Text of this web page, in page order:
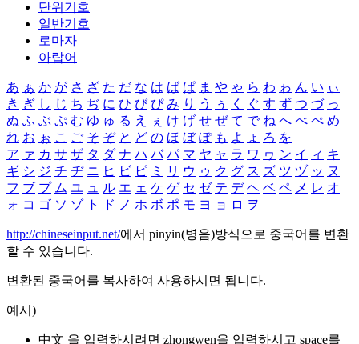
단위기호
일반기호
로마자
아랍어
あ ぁ か が さ ざ た だ な は ば ぱ ま や ゃ ら わ ゎ ん い ぃ
き ぎ し じ ち ぢ に ひ び ぴ み り う ぅ く ぐ す ず つ づ っ
ぬ ふ ぶ ぷ む ゆ ゅ る え ぇ け げ せ ぜ て で ね へ べ ぺ め
れ お ぉ こ ご そ ぞ と ど の ほ ぼ ぽ も よ ょ ろ を
ア ァ カ サ ザ タ ダ ナ ハ バ パ マ ヤ ャ ラ ワ ヮ ン イ ィ キ
ギ シ ジ チ ヂ ニ ヒ ビ ピ ミ リ ウ ゥ ク グ ス ズ ツ ヅ ッ ヌ
フ ブ プ ム ユ ュ ル エ ェ ケ ゲ セ ゼ テ デ ヘ ベ ペ メ レ オ
ォ コ ゴ ソ ゾ ト ド ノ ホ ボ ポ モ ヨ ョ ロ ヲ ―
http://chineseinput.net/에서 pinyin(병음)방식으로 중국어를 변환
할 수 있습니다.
변환된 중국어를 복사하여 사용하시면 됩니다.
예시)
中文 을 입력하시려면 zhongwen을 입력하시고 space를